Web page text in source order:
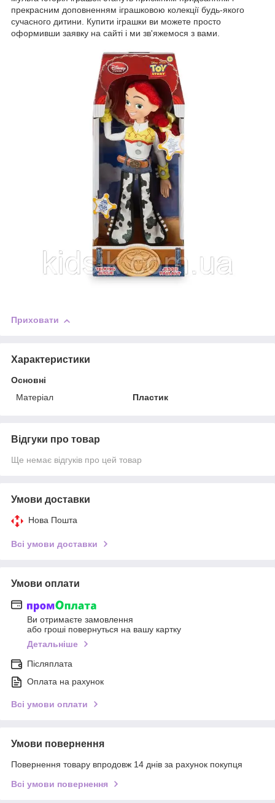
прекрасним доповненням іграшковою колекції будь-якого
сучасного дитини. Купити іграшки ви можете просто
оформивши заявку на сайті і ми зв'яжемося з вами.
Приховати
Характеристики
Основні
Матеріал
Пластик
Відгуки про товар
Ще немає відгуків про цей товар
Умови доставки
Нова Пошта
Всі умови доставки
Умови оплати
Ви отримаєте замовлення
або гроші повернуться на вашу картку
Детальніше
Післяплата
Оплата на рахунок
Всі умови оплати
Умови повернення
Повернення товару впродовж 14 днів за рахунок покупця
Всі умови повернення